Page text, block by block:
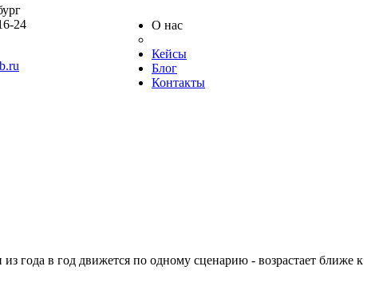
24
О нас
Кейсы
Блог
Контакты
года в год движется по одному сценарию - возрастает ближе к